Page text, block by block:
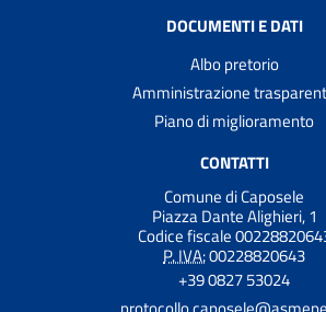
DOCUMENTI E DATI
Albo pretorio
Amministrazione
Piano di miglioramento
CONTATTI
Comune di Caposele
Piazza Dante Alighieri, 1
Codice fiscale
P. IVA:00228820643
+39 0827 53024